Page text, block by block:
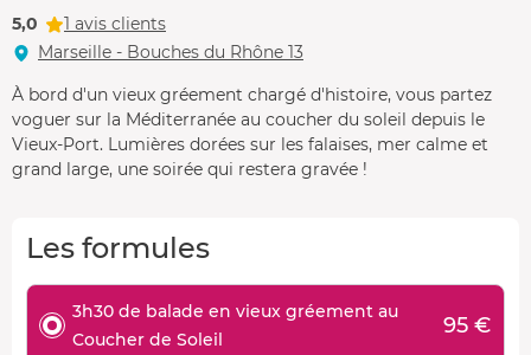
5,0
1 avis clients
Marseille - Bouches du Rhône 13
À bord d'un vieux gréement chargé d'histoire, vous partez
voguer sur la Méditerranée au coucher du soleil depuis le
Vieux-Port. Lumières dorées sur les falaises, mer calme et
grand large, une soirée qui restera gravée !
Les formules
3h30 de balade en vieux gréement au
Coucher de Soleil
95 €